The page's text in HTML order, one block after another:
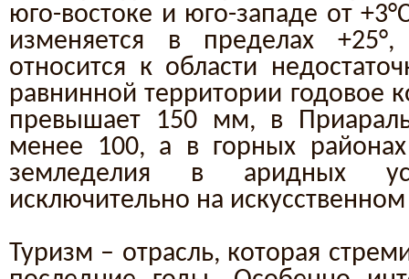
юго-востоке и юго-западе от
изменяется в пределах +25°,
относится к области
равнинной территории годовое
превышает 150 мм, в
менее 100, а в горных
земледелия в аридных
исключительно на
Туризм – отрасль, которая